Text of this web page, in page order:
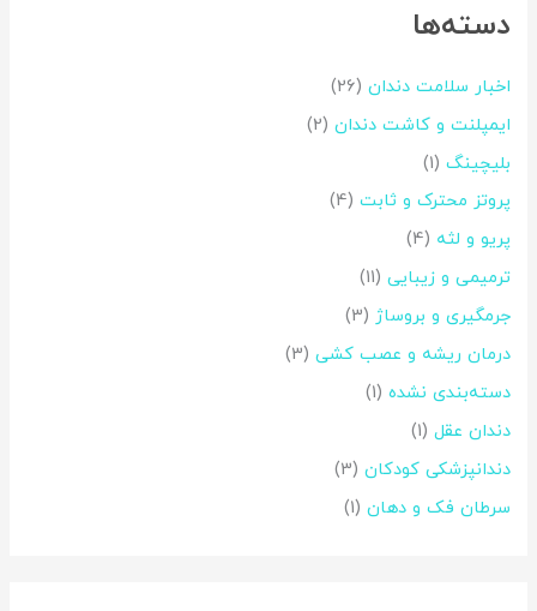
و
ر
ا
ی
:
دسته‌ها
اخبار سلامت دندان (26)
ایمپلنت و کاشت دندان (2)
بلیچینگ (1)
پروتز محترک و ثابت (4)
پریو و لثه (4)
ترمیمی و زیبایی (11)
جرمگیری و بروساژ (3)
درمان ریشه و عصب کشی (3)
دسته‌بندی نشده (1)
دندان عقل (1)
دندانپزشکی کودکان (3)
سرطان فک و دهان (1)